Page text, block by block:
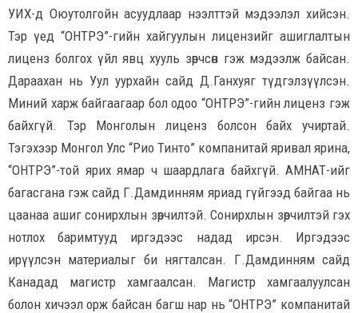
УИХ-д Оюутолгойн асуудлаар нээлттэй мэдээлэл хийсэн.
Тэр үед “ОНТРЭ”-гийн хайгуулын лицензийг ашиглалтын
лиценз болгох үйл явц хууль зөрчсөн гэж мэдээлж байсан.
Дараахан нь Уул уурхайн сайд Д.Ганхуяг түдгэлзүүлсэн.
Миний харж байгаагаар бол одоо “ОНТРЭ”-гийн лиценз гэж
байхгүй. Тэр Монголын лиценз болсон байх учиртай.
Тэгэхээр Монгол Улс “Рио Тинто” компанитай яривал ярина,
“ОНТРЭ”-той ярих ямар ч шаардлага байхгүй. АМНАТ-ийг
багасгана гэж сайд Г.Дамдинням яриад гүйгээд байгаа нь
цаанаа ашиг сонирхлын зөрчилтэй. Сонирхлын зөрчилтэй гэх
нотлох баримтууд иргэдээс надад ирсэн. Иргэдээс
ирүүлсэн материалыг би нягталсан. Г.Дамдинням сайд
Канадад магистр хамгаалсан. Магистр хамгаалуулсан
болон хичээл орж байсан багш нар нь “ОНТРЭ” компанитай